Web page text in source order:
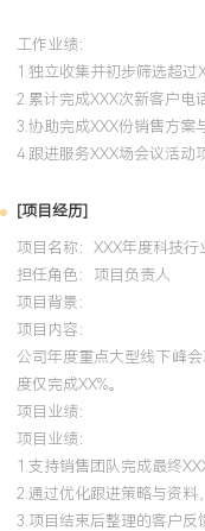
工作业绩：
1.独立收集并初步筛选超
2.累计完成XXX次新客户电
3.协助完成XXX份销售方案
4.跟进服务XXX场会议活动
[项目经历]
项目名称：XXX年度科技行
担任角色： 项目负责人
项目背景：
项目内容：
公司年度重点大型线下峰
度仅完成XX%。
项目业绩：
项目业绩：
1.支持销售团队完成最终
2.通过优化跟进策略与资料
3.项目结束后整理的客户